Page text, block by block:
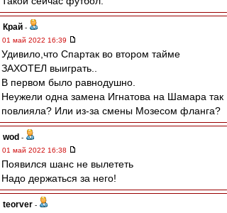
Край -
01 май 2022 16:39
Удивило,что Спартак во втором тайме
ЗАХОТЕЛ выиграть..
В первом было равнодушно.
Неужели одна замена Игнатова на Шамара так
повлияла? Или из-за смены Мозесом фланга?
wod -
01 май 2022 16:38
Появился шанс не вылететь
Надо держаться за него!
teorver -